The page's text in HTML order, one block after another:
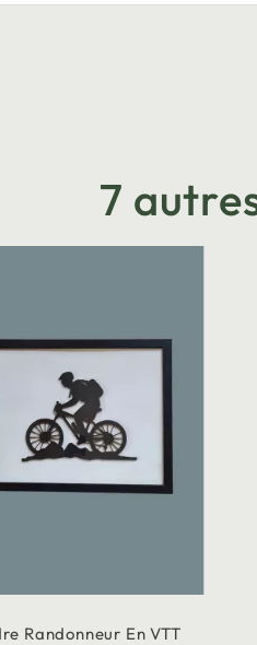
7
Randonneur En VTT